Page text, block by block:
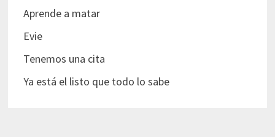
Aprende a matar
Evie
Tenemos una cita
Ya está el listo que todo lo sabe